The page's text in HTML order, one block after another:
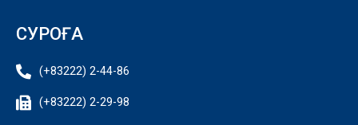
СУРОҒА
(+83222) 2-44-86
(+83222) 2-29-98